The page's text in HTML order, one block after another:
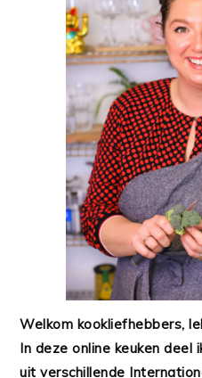
Welkom kookliefhebbers,
In deze online keuken
uit verschillende